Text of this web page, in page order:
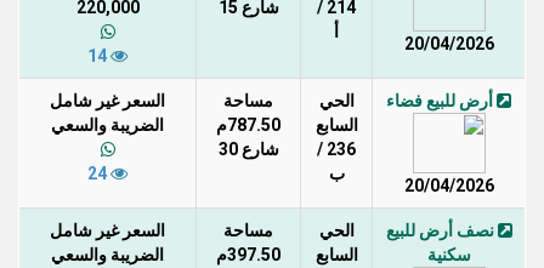
20/04/2026
214 /
شارع 15
220,000
أرض للبيع فضاء
20/04/2026
الحي
السابع
236 /
ب
مساحة
787.50م
شارع 30
السعر غير شامل
الضريبة والسعي
نصف أرض للبيع
سكنية
الحي
السابع
مساحة
397.50م
السعر غير شامل
الضريبة والسعي